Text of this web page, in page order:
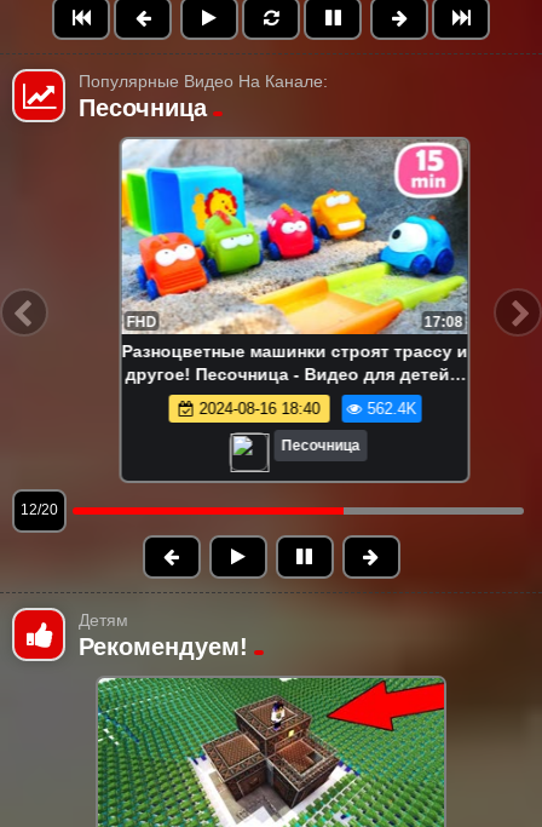
Популярные Видео На Канале:
Песочница
FHD 8:38
Познавательная игра: что Ам Ням
нашёл в песке? Учим фрукты вместе!
2025-09-09 13:00 506.7K
Песочница
13/20
Детям
Рекомендуем!